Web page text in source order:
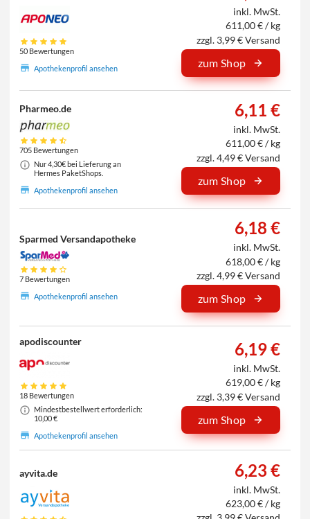
50 Bewertungen
Apothekenprofil ansehen
inkl. MwSt.
611,00 € / kg
zzgl. 3,99 € Versand
zum Shop
Pharmeo.de
705 Bewertungen
Nur 4,30€ bei Lieferung an
Hermes PaketShops.
Apothekenprofil ansehen
6,11 €
inkl. MwSt.
611,00 € / kg
zzgl. 4,49 € Versand
zum Shop
Sparmed Versandapotheke
7 Bewertungen
Apothekenprofil ansehen
6,18 €
inkl. MwSt.
618,00 € / kg
zzgl. 4,99 € Versand
zum Shop
apodiscounter
18 Bewertungen
Mindestbestellwert erforderlich:
10,00 €
Apothekenprofil ansehen
6,19 €
inkl. MwSt.
619,00 € / kg
zzgl. 3,39 € Versand
zum Shop
ayvita.de 6,23 €
inkl. MwSt.
623,00 € / kg